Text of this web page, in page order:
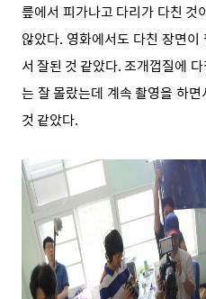
릎에서 피가나고 다리가 다친 것
않았다. 영화에서도 다친 장면
서 잘된 것 같았다. 조개껍질에
는 잘 몰랐는데 계속 촬영을 하
것 같았다.